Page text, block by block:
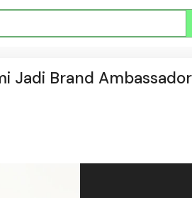
Jadi Brand Ambassador